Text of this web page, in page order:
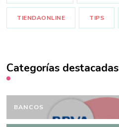
TIENDAONLINE TIPS
Categorías destacadas
BANCOS